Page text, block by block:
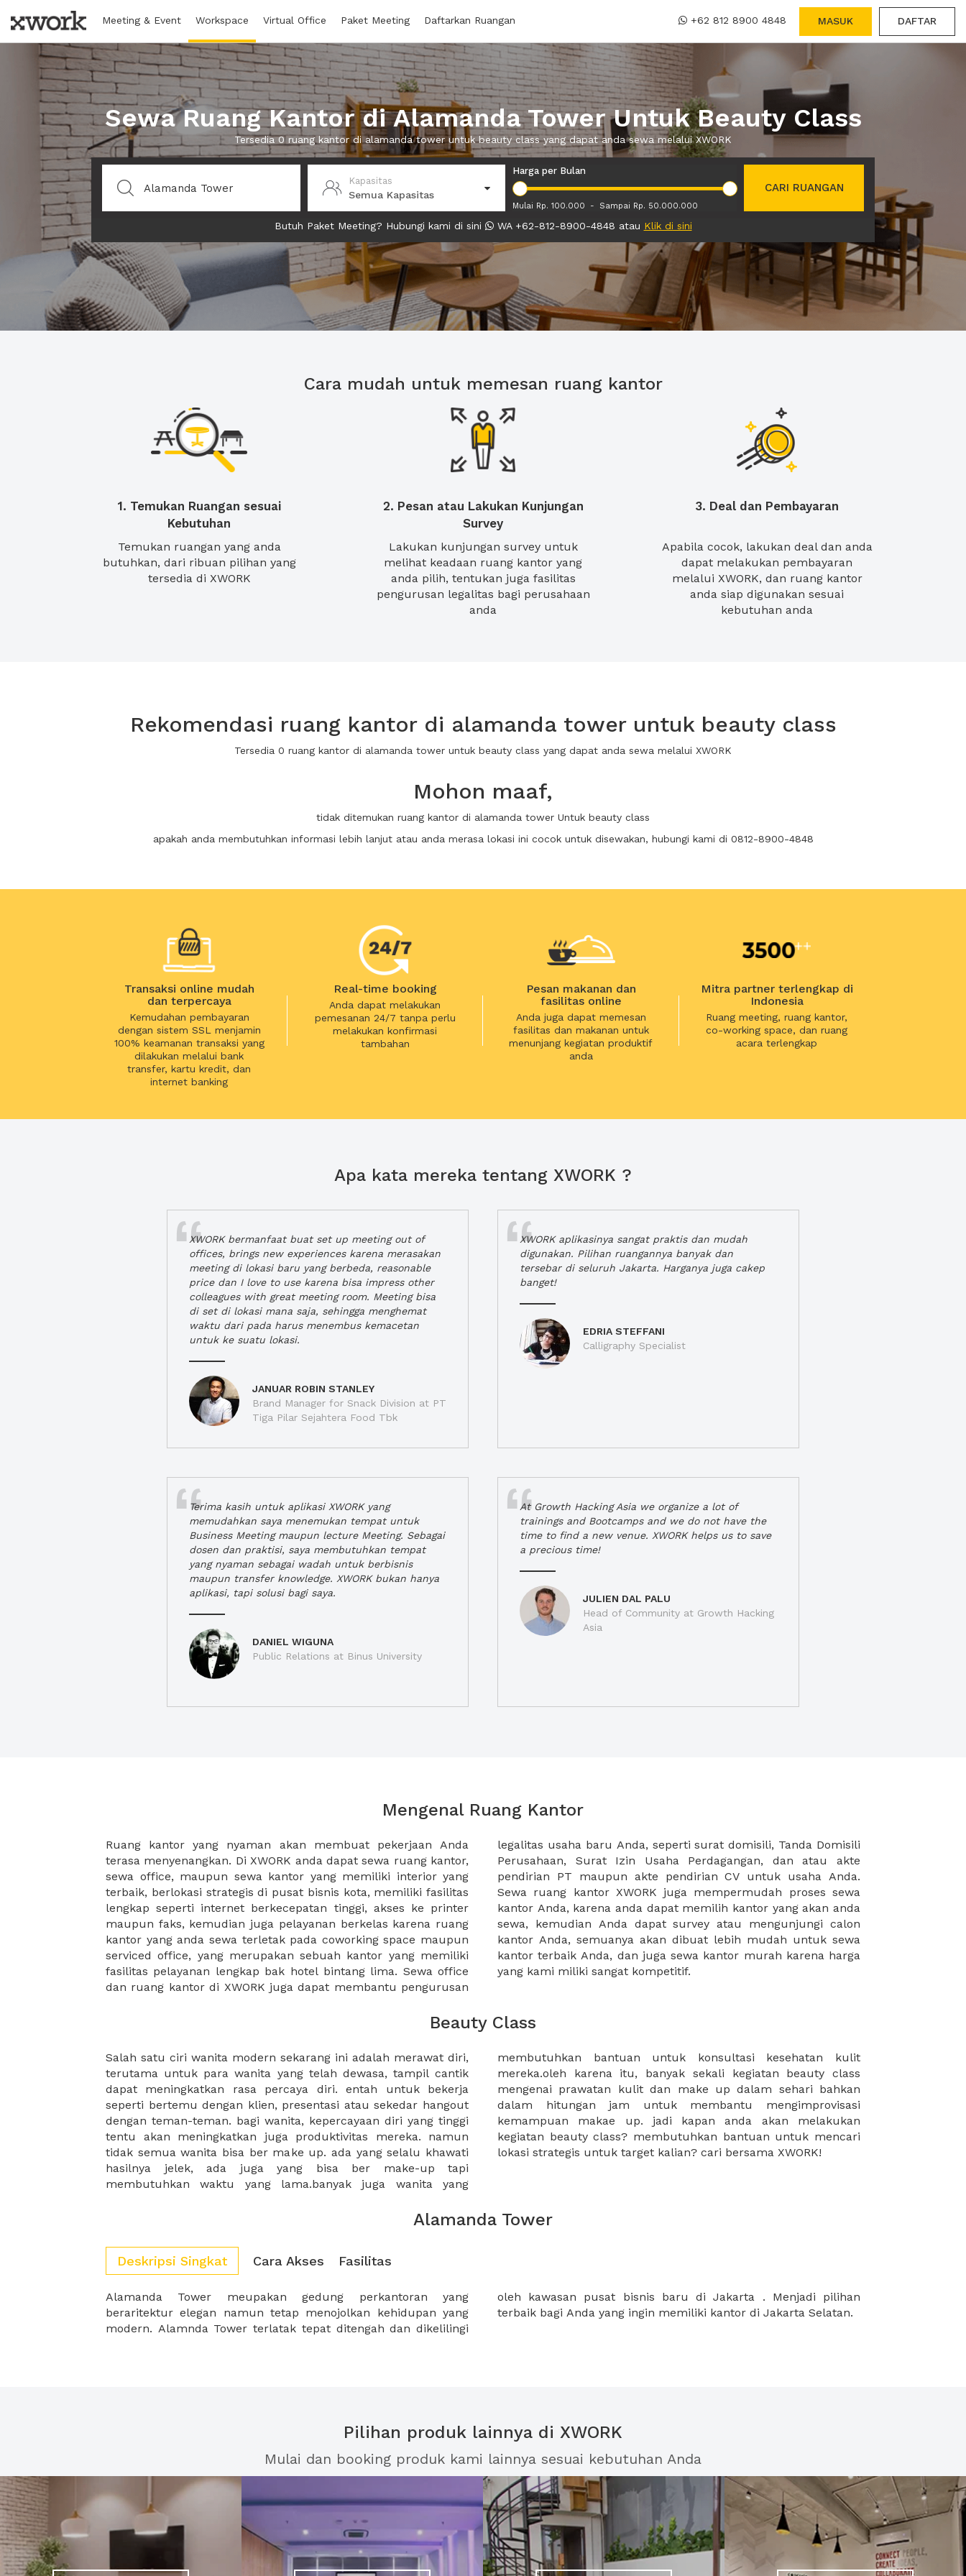
Meeting & Event Workspace Virtual Office Paket Meeting Daftarkan Ruangan +62 812 8900 4848 MASUK DAFTAR
Sewa Ruang Kantor di Alamanda Tower Untuk Beauty Class
Tersedia 0 ruang kantor di alamanda tower untuk beauty class yang dapat anda sewa melalui XWORK
Kapasitas
Semua Kapasitas
Harga per Bulan
Mulai Rp. 100.000 - Sampai Rp. 50.000.000
CARI RUANGAN
Butuh Paket Meeting? Hubungi kami di sini WA +62-812-8900-4848 atau Klik di sini
Cara mudah untuk memesan ruang kantor
1. Temukan Ruangan sesuai
Kebutuhan
Temukan ruangan yang anda
butuhkan, dari ribuan pilihan yang
tersedia di XWORK
2. Pesan atau Lakukan Kunjungan
Survey
Lakukan kunjungan survey untuk
melihat keadaan ruang kantor yang
anda pilih, tentukan juga fasilitas
pengurusan legalitas bagi perusahaan
anda
3. Deal dan Pembayaran
Apabila cocok, lakukan deal dan anda
dapat melakukan pembayaran
melalui XWORK, dan ruang kantor
anda siap digunakan sesuai
kebutuhan anda
Rekomendasi ruang kantor di alamanda tower untuk beauty class
Tersedia 0 ruang kantor di alamanda tower untuk beauty class yang dapat anda sewa melalui XWORK
Mohon maaf,
tidak ditemukan ruang kantor di alamanda tower Untuk beauty class
apakah anda membutuhkan informasi lebih lanjut atau anda merasa lokasi ini cocok untuk disewakan, hubungi kami di 0812-8900-4848
Transaksi online mudah
dan terpercaya
Kemudahan pembayaran
dengan sistem SSL menjamin
100% keamanan transaksi yang
dilakukan melalui bank
transfer, kartu kredit, dan
internet banking
Real-time booking
Anda dapat melakukan
pemesanan 24/7 tanpa perlu
melakukan konfirmasi
tambahan
Pesan makanan dan
fasilitas online
Anda juga dapat memesan
fasilitas dan makanan untuk
menunjang kegiatan produktif
anda
Mitra partner terlengkap di
Indonesia
Ruang meeting, ruang kantor,
co-working space, dan ruang
acara terlengkap
Apa kata mereka tentang XWORK ?
XWORK bermanfaat buat set up meeting out of
offices, brings new experiences karena merasakan
meeting di lokasi baru yang berbeda, reasonable
price dan I love to use karena bisa impress other
colleagues with great meeting room. Meeting bisa
di set di lokasi mana saja, sehingga menghemat
waktu dari pada harus menembus kemacetan
untuk ke suatu lokasi.
JANUAR ROBIN STANLEY
Brand Manager for Snack Division at PT
Tiga Pilar Sejahtera Food Tbk
XWORK aplikasinya sangat praktis dan mudah
digunakan. Pilihan ruangannya banyak dan
tersebar di seluruh Jakarta. Harganya juga cakep
banget!
EDRIA STEFFANI
Calligraphy Specialist
Terima kasih untuk aplikasi XWORK yang
memudahkan saya menemukan tempat untuk
Business Meeting maupun lecture Meeting. Sebagai
dosen dan praktisi, saya membutuhkan tempat
yang nyaman sebagai wadah untuk berbisnis
maupun transfer knowledge. XWORK bukan hanya
aplikasi, tapi solusi bagi saya.
DANIEL WIGUNA
Public Relations at Binus University
At Growth Hacking Asia we organize a lot of
trainings and Bootcamps and we do not have the
time to find a new venue. XWORK helps us to save
a precious time!
JULIEN DAL PALU
Head of Community at Growth Hacking
Asia
Mengenal Ruang Kantor
Ruang kantor yang nyaman akan membuat pekerjaan Anda
terasa menyenangkan. Di XWORK anda dapat sewa ruang kantor,
sewa office, maupun sewa kantor yang memiliki interior yang
terbaik, berlokasi strategis di pusat bisnis kota, memiliki fasilitas
lengkap seperti internet berkecepatan tinggi, akses ke printer
maupun faks, kemudian juga pelayanan berkelas karena ruang
kantor yang anda sewa terletak pada coworking space maupun
serviced office, yang merupakan sebuah kantor yang memiliki
fasilitas pelayanan lengkap bak hotel bintang lima. Sewa office
dan ruang kantor di XWORK juga dapat membantu pengurusan
legalitas usaha baru Anda, seperti surat domisili, Tanda Domisili
Perusahaan, Surat Izin Usaha Perdagangan, dan atau akte
pendirian PT maupun akte pendirian CV untuk usaha Anda.
Sewa ruang kantor XWORK juga mempermudah proses sewa
kantor Anda, karena anda dapat memilih kantor yang akan anda
sewa, kemudian Anda dapat survey atau mengunjungi calon
kantor Anda, semuanya akan dibuat lebih mudah untuk sewa
kantor terbaik Anda, dan juga sewa kantor murah karena harga
yang kami miliki sangat kompetitif.
Beauty Class
Salah satu ciri wanita modern sekarang ini adalah merawat diri,
terutama untuk para wanita yang telah dewasa, tampil cantik
dapat meningkatkan rasa percaya diri. entah untuk bekerja
seperti bertemu dengan klien, presentasi atau sekedar hangout
dengan teman-teman. bagi wanita, kepercayaan diri yang tinggi
tentu akan meningkatkan juga produktivitas mereka. namun
tidak semua wanita bisa ber make up. ada yang selalu khawati
hasilnya jelek, ada juga yang bisa ber make-up tapi
membutuhkan waktu yang lama.banyak juga wanita yang
membutuhkan bantuan untuk konsultasi kesehatan kulit
mereka.oleh karena itu, banyak sekali kegiatan beauty class
mengenai prawatan kulit dan make up dalam sehari bahkan
dalam hitungan jam untuk membantu mengimprovisasi
kemampuan makae up. jadi kapan anda akan melakukan
kegiatan beauty class? membutuhkan bantuan untuk mencari
lokasi strategis untuk target kalian? cari bersama XWORK!
Alamanda Tower
Deskripsi Singkat Cara Akses Fasilitas
Alamanda Tower meupakan gedung perkantoran yang
beraritektur elegan namun tetap menojolkan kehidupan yang
modern. Alamnda Tower terlatak tepat ditengah dan dikelilingi
oleh kawasan pusat bisnis baru di Jakarta . Menjadi pilihan
terbaik bagi Anda yang ingin memiliki kantor di Jakarta Selatan.
Pilihan produk lainnya di XWORK
Mulai dan booking produk kami lainnya sesuai kebutuhan Anda